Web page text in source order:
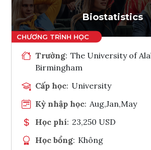
Biostatistics
Trường: The University of
Birmingham
Cấp học: University
Kỳ nhập học: Aug,Jan,May
Học phí: 23,250 USD
Học bổng: Không